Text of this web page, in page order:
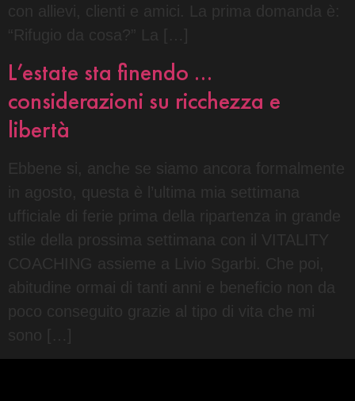
con allievi, clienti e amici. La prima domanda è:
“Rifugio da cosa?” La […]
L’estate sta finendo …
considerazioni su ricchezza e
libertà
Ebbene si, anche se siamo ancora formalmente
in agosto, questa è l’ultima mia settimana
ufficiale di ferie prima della ripartenza in grande
stile della prossima settimana con il VITALITY
COACHING assieme a Livio Sgarbi. Che poi,
abitudine ormai di tanti anni e beneficio non da
poco conseguito grazie al tipo di vita che mi
sono […]